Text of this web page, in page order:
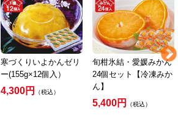
寒づくりいよかんゼリ
ー(155g×12個入）
4,300円 （税込）
旬柑氷結・愛媛みかん
24個セット【冷凍みか
ん】
5,400円 （税込）